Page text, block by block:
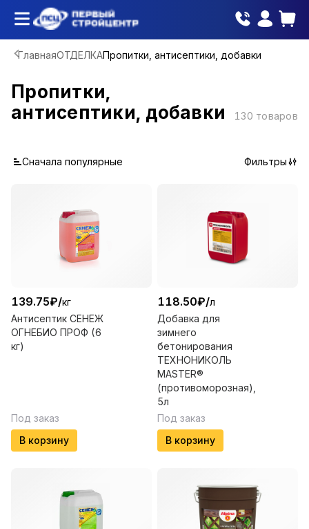
ГлавнаяОТДЕЛКАПропитки, антисептики, добавки
Пропитки,
антисептики, добавки
130 товаров
Сначала популярные Фильтры
139.75₽/кг
Антисептик СЕНЕЖ
ОГНЕБИО ПРОФ (6
кг)
Под заказ
В корзину
118.50₽/л
Добавка для
зимнего
бетонирования
ТЕХНОНИКОЛЬ
MASTER®
(противоморозная),
5л
Под заказ
В корзину